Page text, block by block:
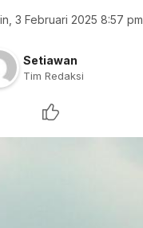
3 Februari 2025 8:57 pm
Setiawan
Tim Redaksi